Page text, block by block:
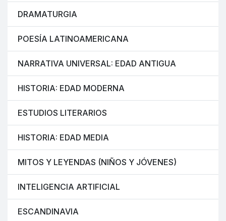
DRAMATURGIA
POESÍA LATINOAMERICANA
NARRATIVA UNIVERSAL: EDAD ANTIGUA
HISTORIA: EDAD MODERNA
ESTUDIOS LITERARIOS
HISTORIA: EDAD MEDIA
MITOS Y LEYENDAS (NIÑOS Y JÓVENES)
INTELIGENCIA ARTIFICIAL
ESCANDINAVIA